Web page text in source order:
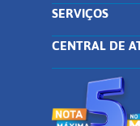
SERVIÇOS
CENTRAL DE